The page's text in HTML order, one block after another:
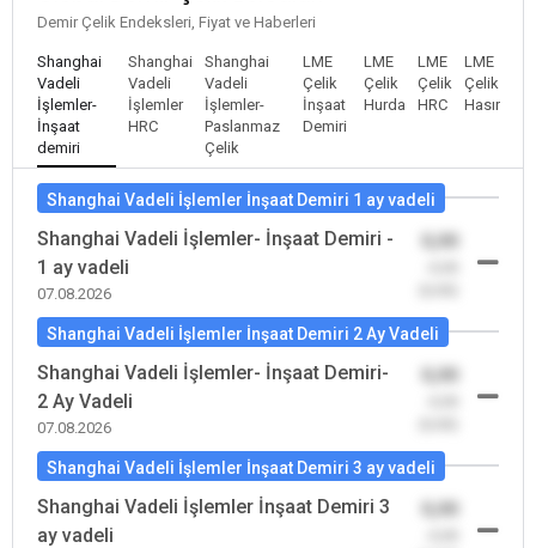
Demir Çelik Endeksleri, Fiyat ve Haberleri
Shanghai
Vadeli
İşlemler-
İnşaat
demiri
Shanghai
Vadeli
İşlemler
HRC
Shanghai
Vadeli
İşlemler-
Paslanmaz
Çelik
LME
Çelik
İnşaat
Demiri
LME
Çelik
Hurda
LME
Çelik
HRC
LME
Çelik
Hasır
Shanghai Vadeli İşlemler İnşaat Demiri 1 ay vadeli
Shanghai Vadeli İşlemler- İnşaat Demiri -
1 ay vadeli
07.08.2026
0,00
Shanghai Vadeli İşlemler İnşaat Demiri 2 Ay Vadeli
Shanghai Vadeli İşlemler- İnşaat Demiri-
2 Ay Vadeli
07.08.2026
0,00
Shanghai Vadeli İşlemler İnşaat Demiri 3 ay vadeli
Shanghai Vadeli İşlemler İnşaat Demiri 3
ay vadeli
0,00